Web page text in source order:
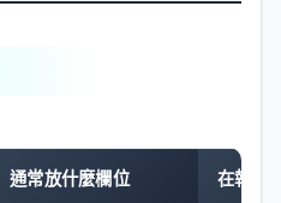
通常放什麼欄位 在報表